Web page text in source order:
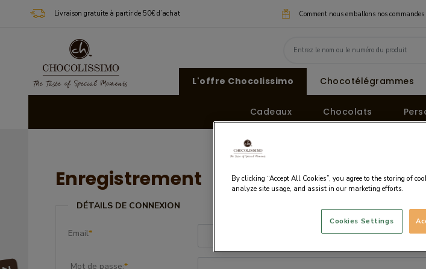
Livraison gratuite à partir de 50€ d’achat Comment nous emballons nos commandes
L'offre Chocolissimo Chocotélégrammes
Cadeaux Chocolats
Enregistrement
DÉTAILS DE CONNEXION
Email*
Mot de passe:*
By clicking “Accept All Cookies”, you agree to the storing of
analyze site usage, and assist in our marketing efforts.
Cookies Settings